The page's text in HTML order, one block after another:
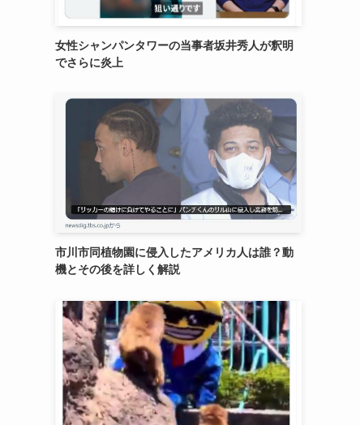
女性シャンパンタワーの当事者坂井秀人が釈明
でさらに炎上
市川市同植物園に侵入したアメリカ人は誰？動
機とその後を詳しく解説